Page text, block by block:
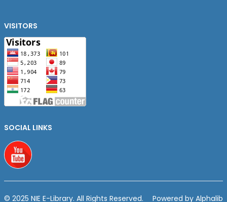
VISITORS
SOCIAL LINKS
© 2025 NIE E-Library. All Rights Reserved. Powered by Alphalib